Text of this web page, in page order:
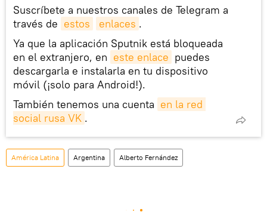
Suscríbete a nuestros canales de Telegram a
través de estos enlaces .
Ya que la aplicación Sputnik está bloqueada
en el extranjero, en este enlace puedes
descargarla e instalarla en tu dispositivo
móvil (¡solo para Android!).
También tenemos una cuenta en la red
social rusa VK .
América Latina Argentina Alberto Fernández